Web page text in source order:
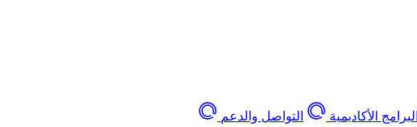
البرامج الأكاديمية التواصل والدعم